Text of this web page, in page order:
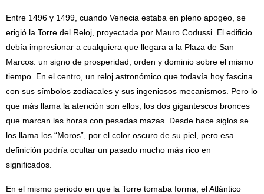
Entre 1496 y 1499, cuando Venecia estaba en pleno apogeo, se
erigió la Torre del Reloj, proyectada por Mauro Codussi. El edificio
debía impresionar a cualquiera que llegara a la Plaza de San
Marcos: un signo de prosperidad, orden y dominio sobre el mismo
tiempo. En el centro, un reloj astronómico que todavía hoy fascina
con sus símbolos zodiacales y sus ingeniosos mecanismos. Pero lo
que más llama la atención son ellos, los dos gigantescos bronces
que marcan las horas con pesadas mazas. Desde hace siglos se
los llama los “Moros”, por el color oscuro de su piel, pero esa
definición podría ocultar un pasado mucho más rico en
significados.
En el mismo periodo en que la Torre tomaba forma, el Atlántico